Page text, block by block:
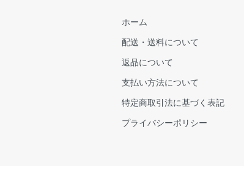
ホーム
配送・送料について
返品について
支払い方法について
特定商取引法に基づく表記
プライバシーポリシー